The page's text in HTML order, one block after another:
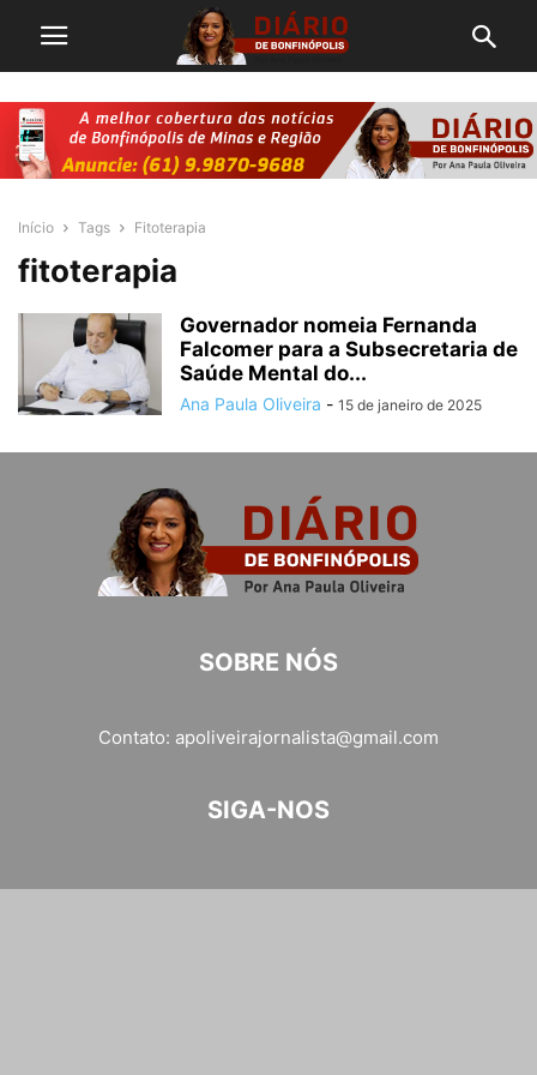
Início Tags Fitoterapia
fitoterapia
Governador nomeia Fernanda
Falcomer para a Subsecretaria de
Saúde Mental do...
Ana Paula Oliveira - 15 de janeiro de 2025
SOBRE NÓS
Contato: apoliveirajornalista@gmail.com
SIGA-NOS